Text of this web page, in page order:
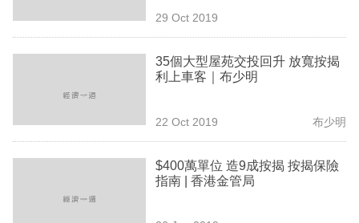
29 Oct 2019
35個大型屋苑交投回升 放寬按揭
利上車客｜布少明
22 Oct 2019 布少明
$400萬單位 造9成按揭 按揭保險
指南 | 香港金管局